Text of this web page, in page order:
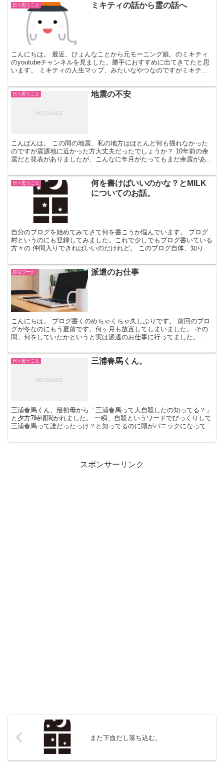
日々思うこと ミキティの話から霊の話へ
こんにちは。 最近、ひょんなことから元モーニング娘。のミキティ
のyoutubeチャンネルを見ました。勝手におすすめに出てきてたと思
います。 ミキティの人生マップ、みたいなやつなのですがミキティ
日々思うこと 地震の不安
こんばんは。 この間の地震、私の地方はほとんど何も揺れなかった
のですが震源地に近かった方大丈夫だったでしょうか？ 10年前の余
震だと発表がありましたが、こんなに年月がたってもまだ余震がある
日々思うこと
何を書けばいいのかな？とMILK
についてのお話。
自分のブログを始めてみてさて何を書こうか悩んでいます。 ブログ
村というのにも登録してみました。これで少しでもブログ書いている
方々の 仲間入りできればいいのだけれど。 このブログ自体、知り合
在宅ワーク 派遣のお仕事
こんにちは。 ブログ書くのめちゃくちゃ久しぶりです。 前回のブロ
グが冬なのにもう夏前です。何ヶ月も放置してしまいました。 その
間、何をしていたかというと実は派遣のお仕事に行ってました。 派
日々思うこと 三浦春馬くん。
三浦春馬くん、最初母から「三浦春馬って人自殺したの知ってる？」
と夕方7時頃聞かれました。 一瞬、自殺というワードでびっくりして
三浦春馬って誰だったっけ？と知ってるのに頭がパニックになって一
スポンサーリンク
また下血だし落ち込む。